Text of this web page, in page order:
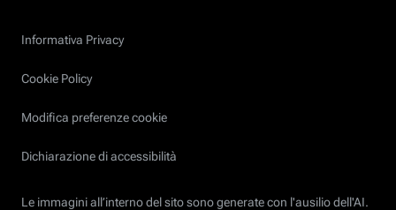
Informativa Privacy
Cookie Policy
Modifica preferenze cookie
Dichiarazione di accessibilità
Le immagini all’interno del sito sono generate con l'ausilio dell'AI.